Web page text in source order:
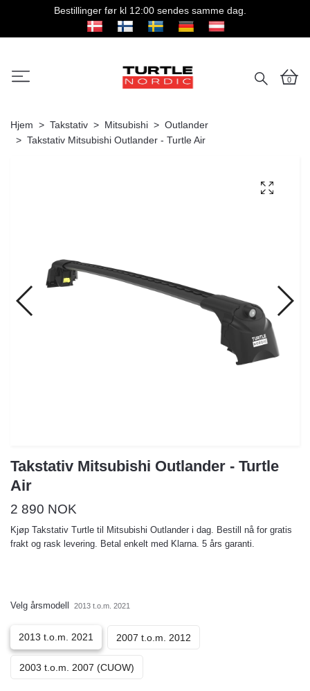
Bestillinger før kl 12:00 sendes samme dag.
0
Hjem Takstativ Mitsubishi
Outlander
Takstativ Mitsubishi Outlander - Turtle Air
Takstativ Mitsubishi Outlander - Turtle
Air
2 890 NOK
Kjøp Takstativ Turtle til Mitsubishi Outlander i dag. Bestill nå for gratis
frakt og rask levering. Betal enkelt med Klarna. 5 års garanti.
Velg årsmodell 2013 t.o.m. 2021
2013 t.o.m. 2021 2007 t.o.m. 2012
2003 t.o.m. 2007 (CUOW)